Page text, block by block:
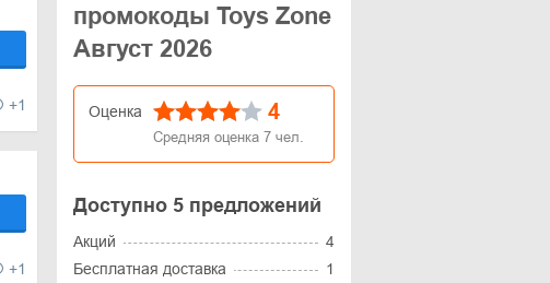
+1
+1
промокоды Toys Zone
Август 2026
Оценка 4
Средняя оценка 7 чел.
Доступно 5 предложений
Акций
4
Бесплатная доставка
1